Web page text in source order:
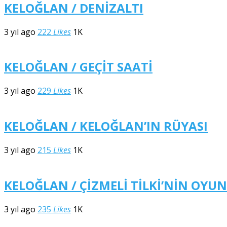
KELOĞLAN / DENİZALTI
3 yıl ago 222 Likes 1K
KELOĞLAN / GEÇİT SAATİ
3 yıl ago 229 Likes 1K
KELOĞLAN / KELOĞLAN’IN RÜYASI
3 yıl ago 215 Likes 1K
KELOĞLAN / ÇİZMELİ TİLKİ’NİN
3 yıl ago 235 Likes 1K